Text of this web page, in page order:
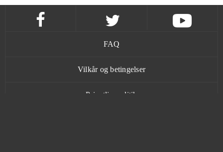
FAQ
Vilkår og betingelser
Privatlivspolitik